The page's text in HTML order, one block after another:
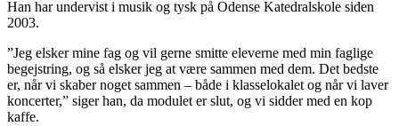
Han har undervist i musik og tysk på Odense Katedralskole siden
2003.
”Jeg elsker mine fag og vil gerne smitte eleverne med min faglige
begejstring, og så elsker jeg at være sammen med dem. Det bedste
er, når vi skaber noget sammen – både i klasselokalet og når vi laver
koncerter,” siger han, da modulet er slut, og vi sidder med en kop
kaffe.